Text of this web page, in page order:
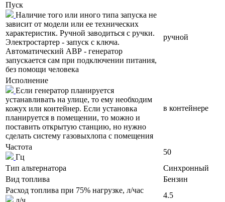
Пуск
Наличие того или иного типа запуска не
зависит от модели или ее технических
характеристик. Ручной заводиться с ручки.
Электростартер - запуск с ключа.
Автоматический АВР - генератор
запускается сам при подключении питания,
без помощи человека
ручной
Исполнение
Если генератор планируется
устанавливать на улице, то ему необходим
кожух или контейнер. Если установка
планируется в помещении, то можно и
поставить открытую станцию, но нужно
сделать систему газовыхлопа с помещения
в контейнере
Частота
Гц
50
Тип альтернатора
Синхронный
Вид топлива
Бензин
Расход топлива при 75% нагрузке, л/час
4.5